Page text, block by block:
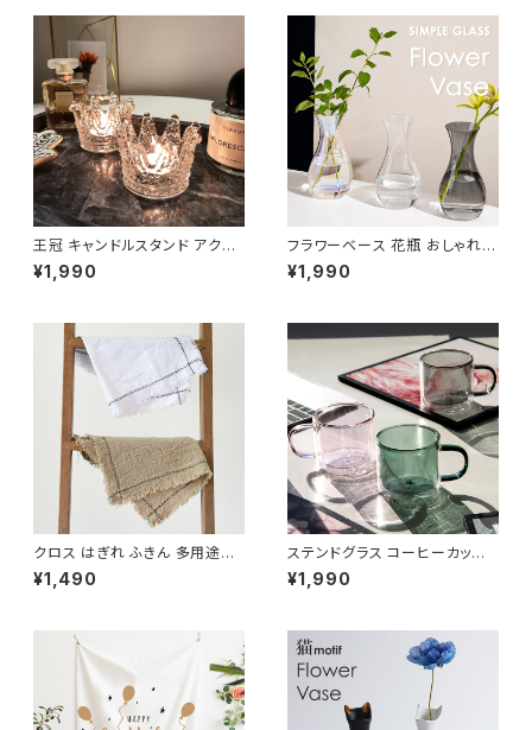
王冠 キャンドルスタンド アクセ
サリーホルダー 北欧デザイン C
DST002
¥1,990
フラワーベース 花瓶 おしゃれ
北欧 オーロラ ガラス 高さ12cm
NTFV014
¥1,990
クロス はぎれ ふきん 多用途ク
ロス キッチンクロス 綿麻 混 CL
TH101
¥1,490
ステンドグラス コーヒーカップ
二重ガラスカップ マグカップ NT
MC002
¥1,990